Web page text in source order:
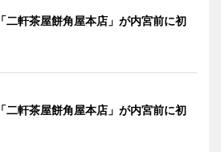
二軒茶屋餅角屋本店」が内宮前に初
二軒茶屋餅角屋本店」が内宮前に初